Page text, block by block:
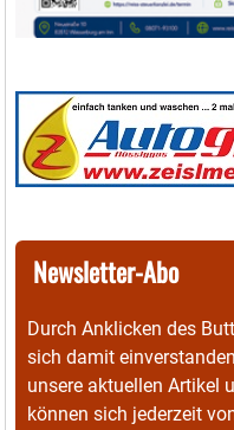
Newsletter-Abo
Durch Anklicken des
sich damit
unsere aktuellen Artikel
können sich jederzeit